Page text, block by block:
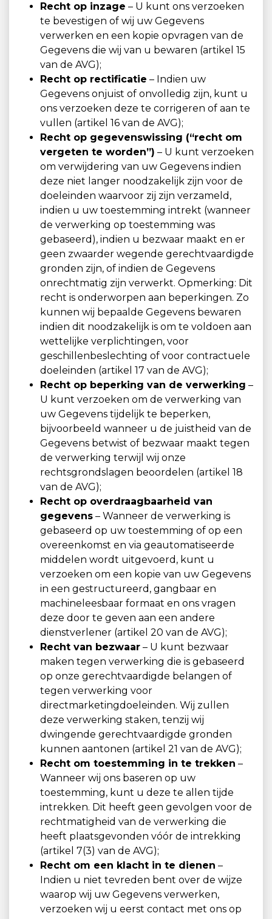
Recht op inzage – U kunt ons verzoeken
te bevestigen of wij uw Gegevens
verwerken en een kopie opvragen van de
Gegevens die wij van u bewaren (artikel 15
van de AVG);
Recht op rectificatie – Indien uw
Gegevens onjuist of onvolledig zijn, kunt u
ons verzoeken deze te corrigeren of aan te
vullen (artikel 16 van de AVG);
Recht op gegevenswissing (“recht om
vergeten te worden”) – U kunt verzoeken
om verwijdering van uw Gegevens indien
deze niet langer noodzakelijk zijn voor de
doeleinden waarvoor zij zijn verzameld,
indien u uw toestemming intrekt (wanneer
de verwerking op toestemming was
gebaseerd), indien u bezwaar maakt en er
geen zwaarder wegende gerechtvaardigde
gronden zijn, of indien de Gegevens
onrechtmatig zijn verwerkt. Opmerking: Dit
recht is onderworpen aan beperkingen. Zo
kunnen wij bepaalde Gegevens bewaren
indien dit noodzakelijk is om te voldoen aan
wettelijke verplichtingen, voor
geschillenbeslechting of voor contractuele
doeleinden (artikel 17 van de AVG);
Recht op beperking van de verwerking –
U kunt verzoeken om de verwerking van
uw Gegevens tijdelijk te beperken,
bijvoorbeeld wanneer u de juistheid van de
Gegevens betwist of bezwaar maakt tegen
de verwerking terwijl wij onze
rechtsgrondslagen beoordelen (artikel 18
van de AVG);
Recht op overdraagbaarheid van
gegevens – Wanneer de verwerking is
gebaseerd op uw toestemming of op een
overeenkomst en via geautomatiseerde
middelen wordt uitgevoerd, kunt u
verzoeken om een kopie van uw Gegevens
in een gestructureerd, gangbaar en
machineleesbaar formaat en ons vragen
deze door te geven aan een andere
dienstverlener (artikel 20 van de AVG);
Recht van bezwaar – U kunt bezwaar
maken tegen verwerking die is gebaseerd
op onze gerechtvaardigde belangen of
tegen verwerking voor
directmarketingdoeleinden. Wij zullen
deze verwerking staken, tenzij wij
dwingende gerechtvaardigde gronden
kunnen aantonen (artikel 21 van de AVG);
Recht om toestemming in te trekken –
Wanneer wij ons baseren op uw
toestemming, kunt u deze te allen tijde
intrekken. Dit heeft geen gevolgen voor de
rechtmatigheid van de verwerking die
heeft plaatsgevonden vóór de intrekking
(artikel 7(3) van de AVG);
Recht om een klacht in te dienen –
Indien u niet tevreden bent over de wijze
waarop wij uw Gegevens verwerken,
verzoeken wij u eerst contact met ons op